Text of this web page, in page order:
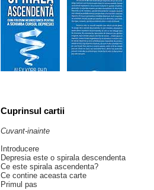
Cuprinsul cartii
Cuvant-inainte
Introducere
Depresia este o spirala descendenta
Ce este spirala ascendenta?
Ce contine aceasta carte
Primul pas